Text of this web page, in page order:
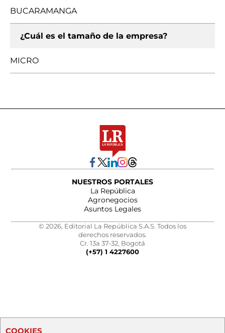
BUCARAMANGA
¿Cuál es el tamaño de la empresa?
MICRO
NUESTROS PORTALES
La República
Agronegocios
Asuntos Legales
© 2026, Editorial La República S.A.S. Todos los
derechos reservados.
Cr. 13a 37-32, Bogotá
(+57) 1 4227600
COOKIES